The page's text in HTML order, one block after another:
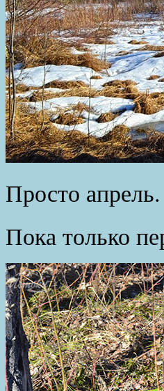
Просто апрель.
Пока только